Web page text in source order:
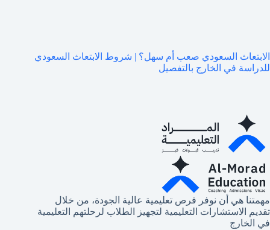
الابتعاث السعودي صعب أم سهل؟ | شروط الابتعاث السعودي
للدراسة في الخارج بالتفصيل
مهمتنا هي أن نوفر فرص تعليمية عالية الجودة، من خلال
تقديم الاستشارات التعليمية لتجهيز الطلاب لرحلتهم التعليمية
في الخارج